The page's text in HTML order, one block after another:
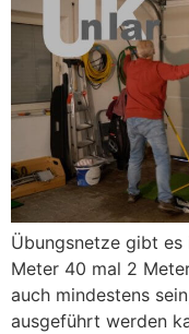
Übungsnetze gibt es
Meter 40 mal 2
auch mindestens
ausgeführt werden